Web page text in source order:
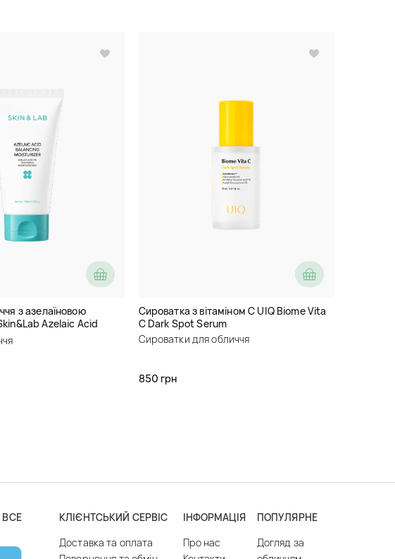
з азелаїновою
Azelaic Acid
Сироватка з вітаміном C UIQ Biome Vita
C Dark Spot Serum
Сироватки для обличчя
850 грн
ВСЕ
КЛІЄНТСЬКИЙ СЕРВІС
Доставка та оплата
ІНФОРМАЦІЯ
Про нас
ПОПУЛЯРНЕ
Догляд за